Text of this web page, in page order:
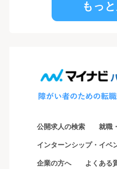
もっ
公開求人の検索 就職
インターンシップ・イベ
企業の方へ よくある